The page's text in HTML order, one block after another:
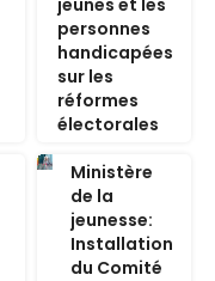
personnes
handicapées
sur les
réformes
électorales
Ministère
de la
jeunesse:
Installation
du Comité